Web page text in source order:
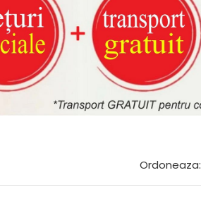
Ordoneaza: